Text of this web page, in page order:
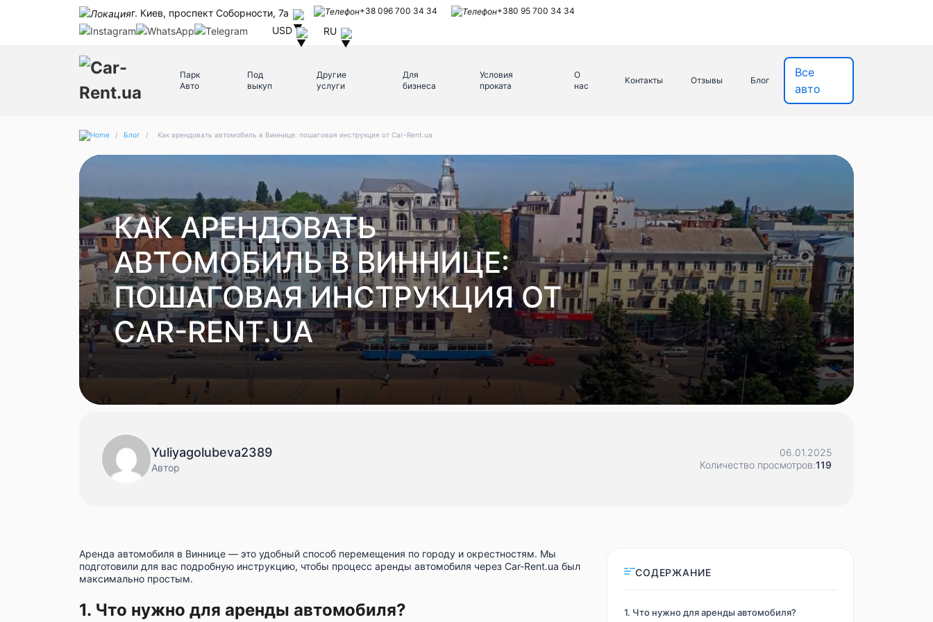
г. Киев, проспект Соборности, 7а +38 096 700 34 34 +380 95 700 34 34
USD RU
Парк
Авто
Под
выкуп
Другие
услуги
Для
бизнеса
Условия
проката
О
нас
Контакты Отзывы Блог
Все
авто
/ Блог / Как арендовать автомобиль в Виннице: пошаговая инструкция от Car-Rent.ua
КАК АРЕНДОВАТЬ
АВТОМОБИЛЬ В ВИННИЦЕ:
ПОШАГОВАЯ ИНСТРУКЦИЯ ОТ
CAR-RENT.UA
Yuliyagolubeva2389
Автор
06.01.2025
Количество просмотров:119
СОДЕРЖАНИЕ
1. Что нужно для аренды автомобиля?
Аренда автомобиля в Виннице — это удобный способ перемещения по городу и окрестностям. Мы
подготовили для вас подробную инструкцию, чтобы процесс аренды автомобиля через Car-Rent.ua был
максимально простым.
1. Что нужно для аренды автомобиля?